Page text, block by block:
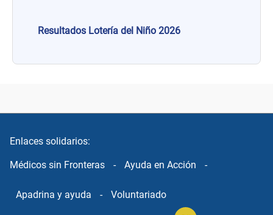
Resultados Lotería del Niño 2026
Enlaces solidarios:
Médicos sin Fronteras - Ayuda en Acción -
Apadrina y ayuda - Voluntariado